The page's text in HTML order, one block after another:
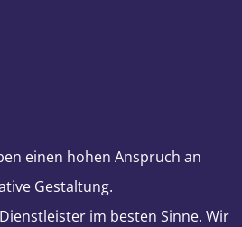
einen hohen Anspruch an
Gestaltung.
im besten Sinne. Wir